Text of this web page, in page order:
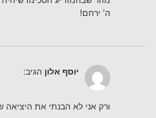
ה’ ירחם!
יוסף אלון הגיב:
ורק אני לא הבנתי את היציאה